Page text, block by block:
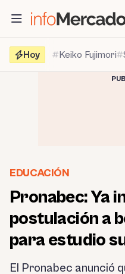
contenido
Hoy
Keiko Fujimori
EDUCACIÓN
Pronabec: Ya
postulación a
para estudio
El Pronabec anunció